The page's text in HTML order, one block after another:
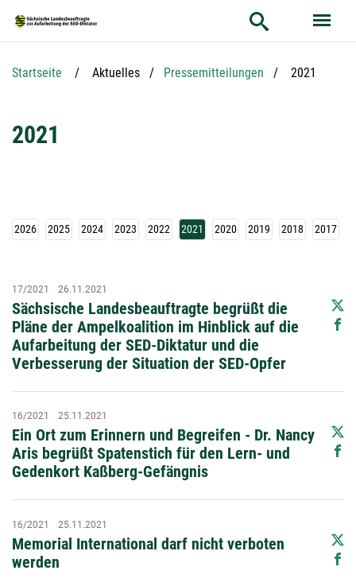
Service
Startseite Aktuelles Pressemitteilungen Aktuelle
2021
2021
2026 2025 2024 2023 2022 2021 2020 2019 2018 2017
Sächsische Landesbeauftragte begrüßt die
Pläne der Ampelkoalition im Hinblick auf die
Aufarbeitung der SED-Diktatur und die
Verbesserung der Situation der SED-Opfer
17/2021 26.11.2021
Ein Ort zum Erinnern und Begreifen - Dr. Nancy
Aris begrüßt Spatenstich für den Lern- und
Gedenkort Kaßberg-Gefängnis
16/2021 25.11.2021
Memorial International darf nicht verboten
werden
16/2021 25.11.2021